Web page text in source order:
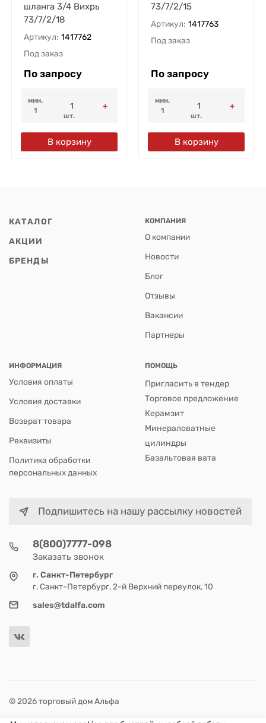
шланга 3/4 Вихрь
73/7/2/18
Артикул: 1417762
Под заказ
По запросу
мин.
1
шт.
В корзину
73/7/2/15
Артикул: 1417763
Под заказ
По запросу
мин.
1
шт.
В корзину
КАТАЛОГ
АКЦИИ
БРЕНДЫ
КОМПАНИЯ
О компании
Новости
Блог
Отзывы
Вакансии
Партнеры
ИНФОРМАЦИЯ
Условия оплаты
Условия доставки
Возврат товара
Реквизиты
Политика обработки
персональных данных
ПОМОЩЬ
Пригласить в тендер
Торговое предложение
Керамзит
Минераловатные
цилиндры
Базальтовая вата
Подпишитесь на нашу рассылку новостей
8(800)7777-098
Заказать звонок
г. Санкт-Петербург
г. Санкт-Петербург, 2-й Верхний переулок, 10
sales@tdalfa.com
© 2026 торговый дом Альфа